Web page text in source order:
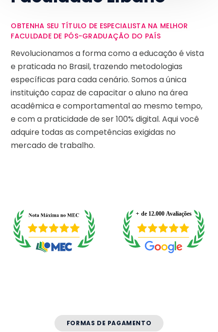
OBTENHA SEU TÍTULO DE ESPECIALISTA NA MELHOR
FACULDADE DE PÓS-GRADUAÇÃO DO PAÍS
Revolucionamos a forma como a educação é vista
e praticada no Brasil, trazendo metodologias
específicas para cada cenário. Somos a única
instituição capaz de capacitar o aluno na área
acadêmica e comportamental ao mesmo tempo,
e com a praticidade de ser 100% digital. Aqui você
adquire todas as competências exigidas no
mercado de trabalho.
FORMAS DE PAGAMENTO